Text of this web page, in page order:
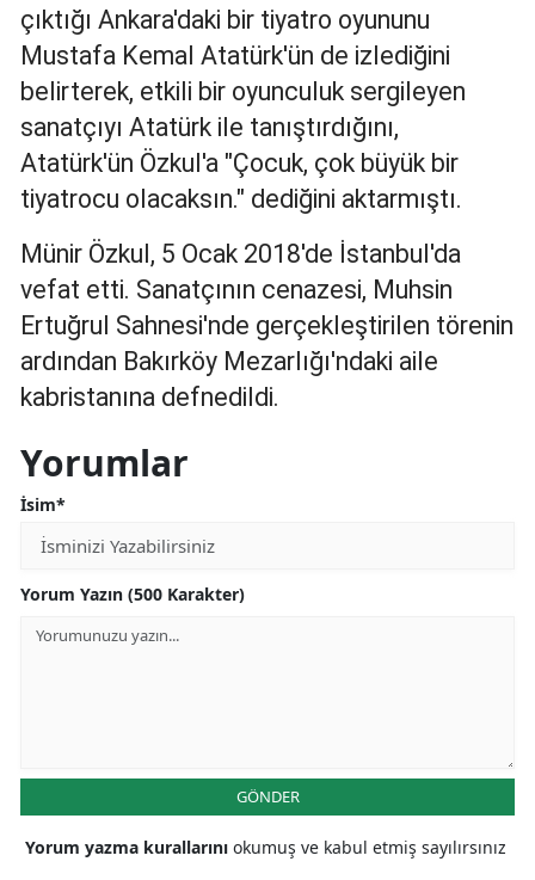
çıktığı Ankara'daki bir tiyatro oyununu
Mustafa Kemal Atatürk'ün de izlediğini
belirterek, etkili bir oyunculuk sergileyen
sanatçıyı Atatürk ile tanıştırdığını,
Atatürk'ün Özkul'a "Çocuk, çok büyük bir
tiyatrocu olacaksın." dediğini aktarmıştı.
Münir Özkul, 5 Ocak 2018'de İstanbul'da
vefat etti. Sanatçının cenazesi, Muhsin
Ertuğrul Sahnesi'nde gerçekleştirilen törenin
ardından Bakırköy Mezarlığı'ndaki aile
kabristanına defnedildi.
Yorumlar
İsim*
Yorum Yazın (500 Karakter)
GÖNDER
Yorum yazma kurallarını okumuş ve kabul etmiş sayılırsınız